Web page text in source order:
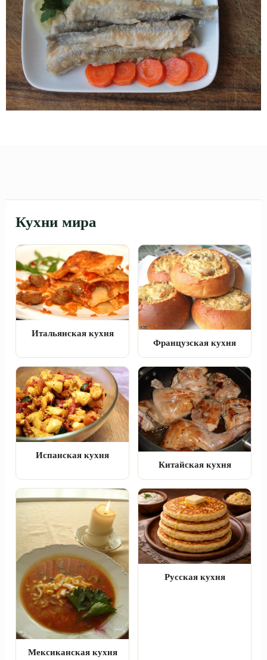
Кухни мира
Итальянская кухня
Французская кухня
Испанская кухня
Китайская кухня
Мексиканская кухня
Русская кухня